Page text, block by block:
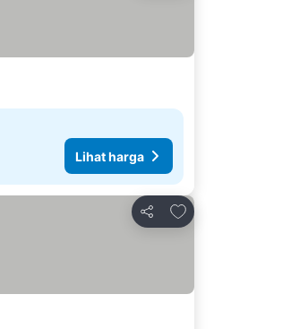
Lihat harga
Bagikan
Tambahkan ke favorit